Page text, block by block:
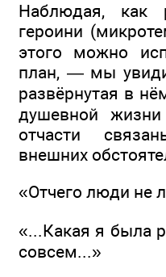
Наблюдая, как
героини
этого можно
план, — мы
развёрнутая в
душевной
отчасти
внешних
«Отчего люди не
«...Какая я была
совсем...»